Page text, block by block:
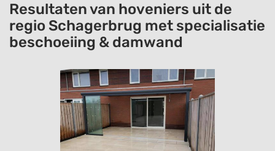
Resultaten van hoveniers uit de
regio Schagerbrug met specialisatie
beschoeiing & damwand